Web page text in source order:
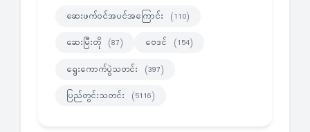
ဆေးဖက်ဝင်အပင်အကြောင်း (110)
ဆေးမြီးတို (87) ဗေဒင် (154)
ရွေးကောက်ပွဲသတင်း (397)
ပြည်တွင်းသတင်း (5116)